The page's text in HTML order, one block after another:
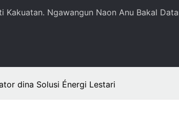
Ngawangun Naon Anu Bakal
dina Solusi Énergi Lestari